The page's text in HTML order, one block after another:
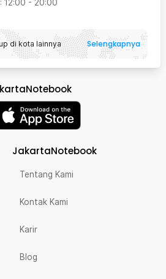
: 12:00 - 20:00
di kota lainnya Selengkapnya
JakartaNotebook
Tentang Kami
Kontak Kami
Karir
Blog